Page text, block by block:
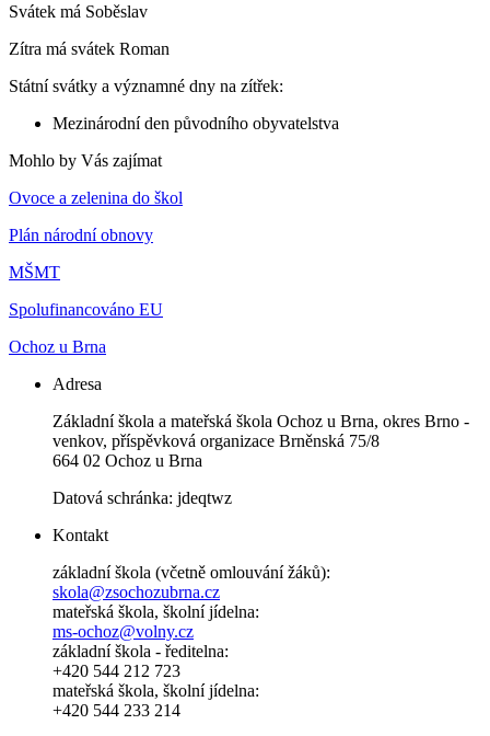
Svátek má Soběslav
Zítra má svátek Roman
Státní svátky a významné dny na zítřek:
Mezinárodní den původního obyvatelstva
Mohlo by Vás zajímat
Ovoce a zelenina do škol
Plán národní obnovy
MŠMT
Spolufinancováno EU
Ochoz u Brna
Adresa
Základní škola a mateřská škola Ochoz u Brna, okres Brno -
venkov, příspěvková organizace Brněnská 75/8
664 02 Ochoz u Brna
Datová schránka: jdeqtwz
Kontakt
základní škola (včetně omlouvání žáků):
skola@zsochozubrna.cz
mateřská škola, školní jídelna:
ms-ochoz@volny.cz
základní škola - ředitelna:
+420 544 212 723
mateřská škola, školní jídelna:
+420 544 233 214